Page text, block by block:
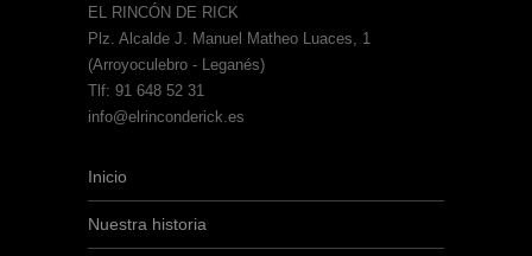
EL RINCÓN DE RICK
Plz. Alcalde J. Manuel Matheo Luaces, 1
(Arroyoculebro - Leganés)
Tlf: 91 648 52 31
info@elrinconderick.es
Inicio
Nuestra historia